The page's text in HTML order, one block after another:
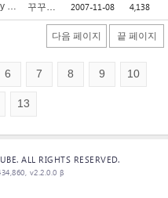
[1]
꾸꾸오빠 2007-11-08 4,138
다음 페이지 끝 페이지
6 7 8 9 10
13
ALL RIGHTS RESERVED.
v2.2.0.0 β